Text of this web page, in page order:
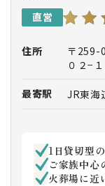
直営
住所
〒259-
０２−１
最寄駅
JR東海
1日貸切型
ご家族中心
火葬場に近